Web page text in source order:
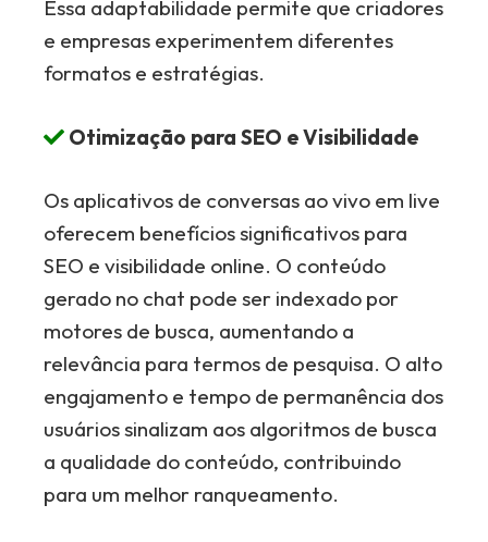
Essa adaptabilidade permite que criadores
e empresas experimentem diferentes
formatos e estratégias.
Otimização para SEO e Visibilidade
Os aplicativos de conversas ao vivo em live
oferecem benefícios significativos para
SEO e visibilidade online. O conteúdo
gerado no chat pode ser indexado por
motores de busca, aumentando a
relevância para termos de pesquisa. O alto
engajamento e tempo de permanência dos
usuários sinalizam aos algoritmos de busca
a qualidade do conteúdo, contribuindo
para um melhor ranqueamento.